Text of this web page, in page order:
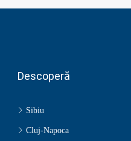
Descoperă
Sibiu
Cluj-Napoca